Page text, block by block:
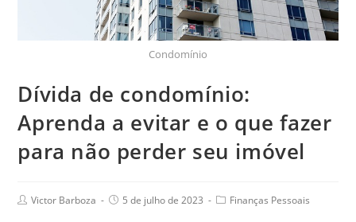
Condomínio
Dívida de condomínio:
Aprenda a evitar e o que fazer
para não perder seu imóvel
Victor Barboza 5 de julho de 2023 Finanças Pessoais